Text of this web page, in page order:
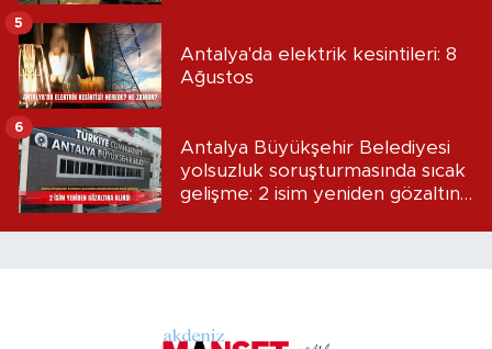
Antalya'da elektrik kesintileri: 8
Ağustos
5
Antalya Büyükşehir Belediyesi
yolsuzluk soruşturmasında sıcak
gelişme: 2 isim yeniden gözaltına
6